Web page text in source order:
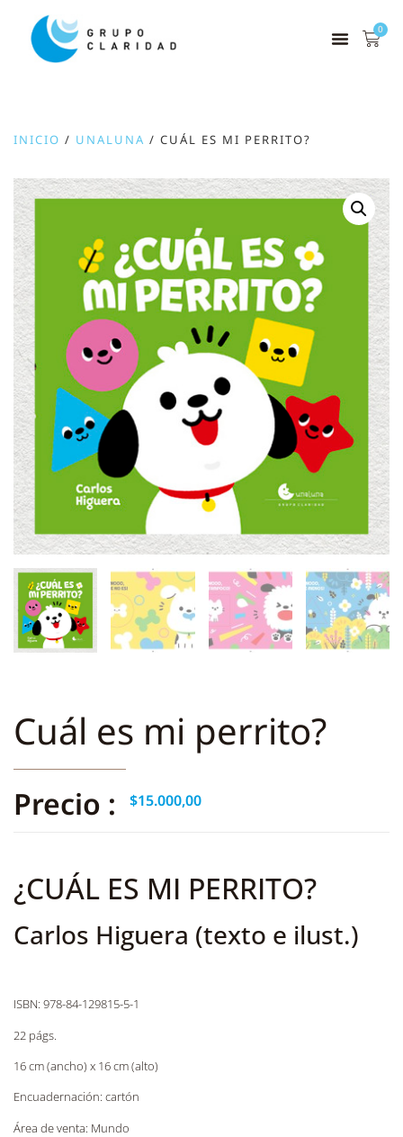
0
INICIO / UNALUNA / CUÁL ES MI PERRITO?
Cuál es mi perrito?
Precio : $15.000,00
¿CUÁL ES MI PERRITO?
Carlos Higuera (texto e ilust.)
ISBN: 978-84-129815-5-1
22 págs.
16 cm (ancho) x 16 cm (alto)
Encuadernación: cartón
Área de venta: Mundo